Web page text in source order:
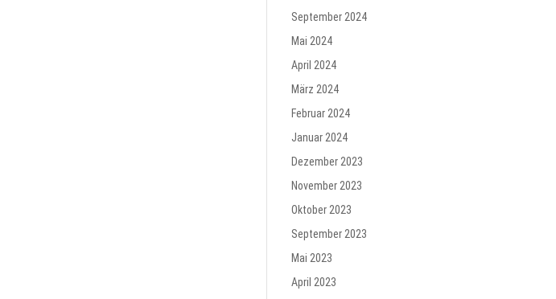
September 2024
Mai 2024
April 2024
März 2024
Februar 2024
Januar 2024
Dezember 2023
November 2023
Oktober 2023
September 2023
Mai 2023
April 2023